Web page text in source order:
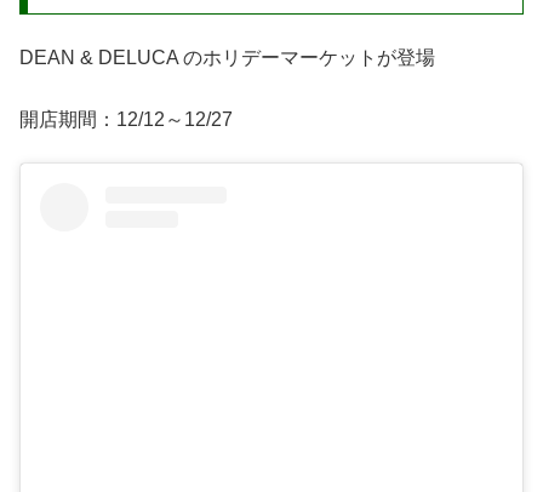
DEAN & DELUCA のホリデーマーケットが登場
開店期間：12/12～12/27